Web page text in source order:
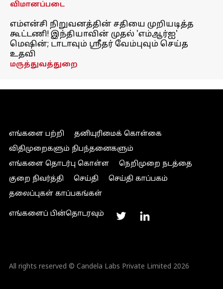
விமானப்படை
எம்என்சி நிறுவனத்தின் சதியை முறியடித்த
கூட்டணி! இந்தியாவின் முதல் 'எம்ஆர்ஐ'
மெஷின்; டாடாவும் ஸ்ரீதர் வேம்புவும் செய்த
உதவி
மருத்துவத்துறை
எங்களை பற்றி
தனியுரிமைக் கொள்கை
விதிமுறைகளும் நிபந்தனைகளும்
எங்களை தொடர்பு கொள்ள
நெறிமுறை நடத்தை
குறை நிவர்த்தி
செய்தி
செய்தி காப்பகம்
தலைப்புகள் காப்பகங்கள்
எங்களைப் பின்தொடரவும்
All rights reserved © Candela Labs Private Limited 2026